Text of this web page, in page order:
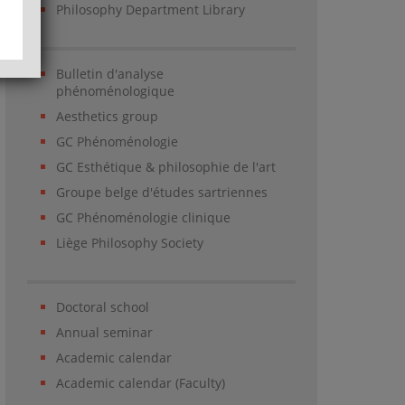
Philosophy Department Library
Bulletin d'analyse
phénoménologique
Aesthetics group
GC Phénoménologie
GC Esthétique & philosophie de l'art
Groupe belge d'études sartriennes
GC Phénoménologie clinique
Liège Philosophy Society
Doctoral school
Annual seminar
Academic calendar
Academic calendar (Faculty)